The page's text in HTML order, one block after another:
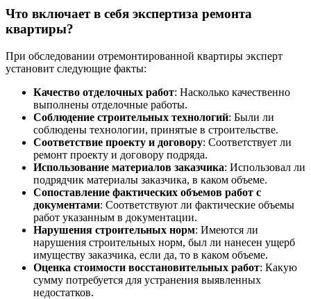
Что включает в себя экспертиза ремонта
квартиры?
При обследовании отремонтированной квартиры эксперт
установит следующие факты:
Качество отделочных работ: Насколько качественно
выполнены отделочные работы.
Соблюдение строительных технологий: Были ли
соблюдены технологии, принятые в строительстве.
Соответствие проекту и договору: Соответствует ли
ремонт проекту и договору подряда.
Использование материалов заказчика: Использовал ли
подрядчик материалы заказчика, в каком объеме.
Сопоставление фактических объемов работ с
документами: Соответствуют ли фактические объемы
работ указанным в документации.
Нарушения строительных норм: Имеются ли
нарушения строительных норм, был ли нанесен ущерб
имуществу заказчика, если да, то в каком объеме.
Оценка стоимости восстановительных работ: Какую
сумму потребуется для устранения выявленных
недостатков.